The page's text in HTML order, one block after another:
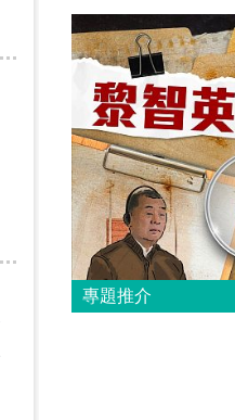
專題推介